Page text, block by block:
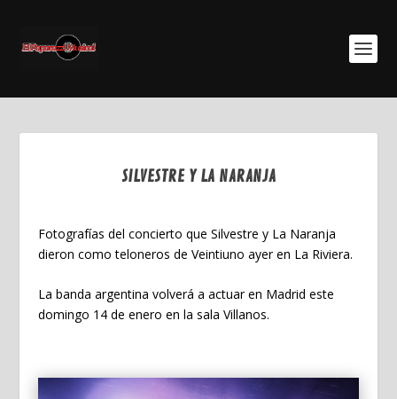
SILVESTRE Y LA NARANJA
Fotografías del concierto que Silvestre y La Naranja
dieron como teloneros de Veintiuno ayer en La Riviera.
La banda argentina volverá a actuar en Madrid este
domingo 14 de enero en la sala Villanos.